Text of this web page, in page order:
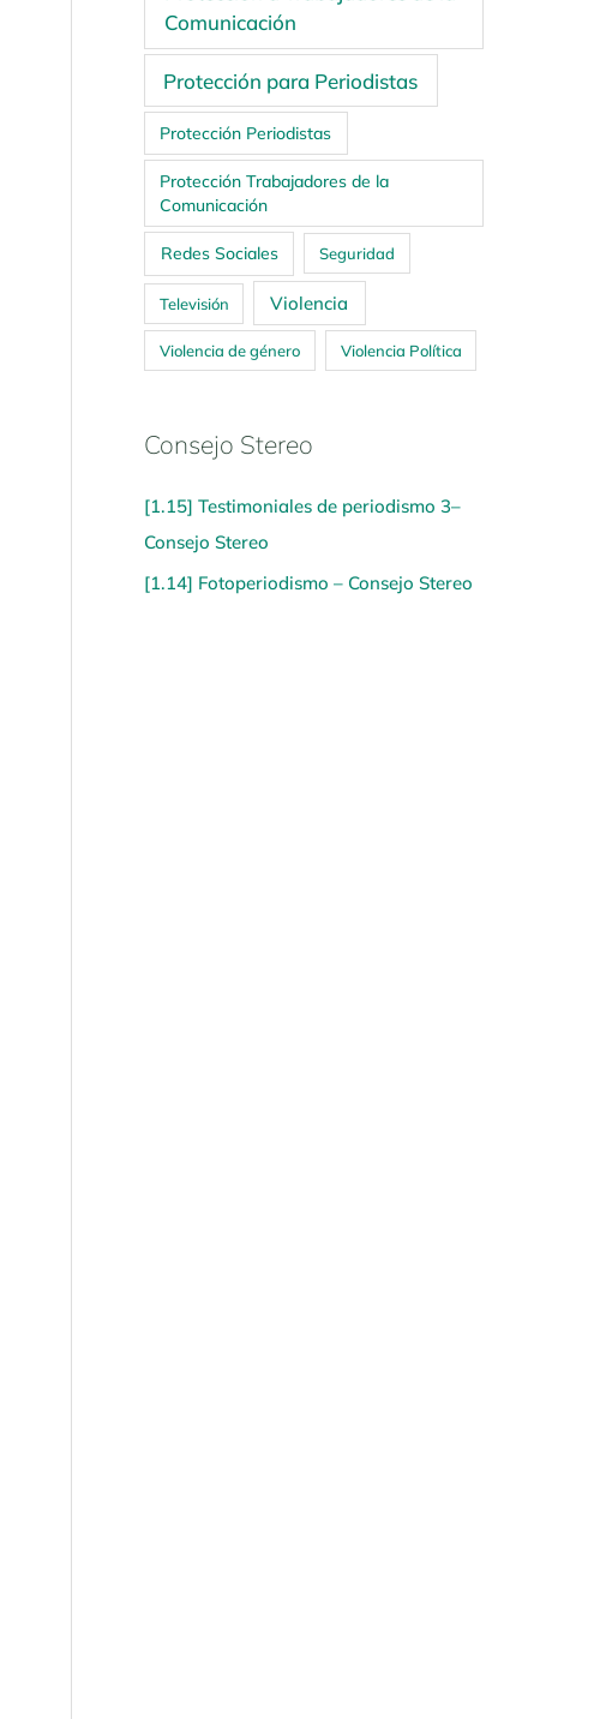
Comunicación
Protección para Periodistas
Protección Periodistas
Protección Trabajadores de la
Comunicación
Redes Sociales Seguridad
Televisión Violencia
Violencia de género Violencia Política
Consejo Stereo
[1.15] Testimoniales de periodismo 3–
Consejo Stereo
[1.14] Fotoperiodismo – Consejo Stereo